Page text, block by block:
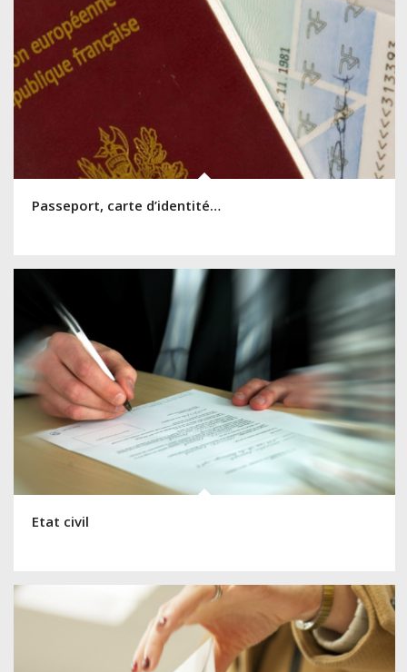
Passeport, carte d’identité…
Etat civil